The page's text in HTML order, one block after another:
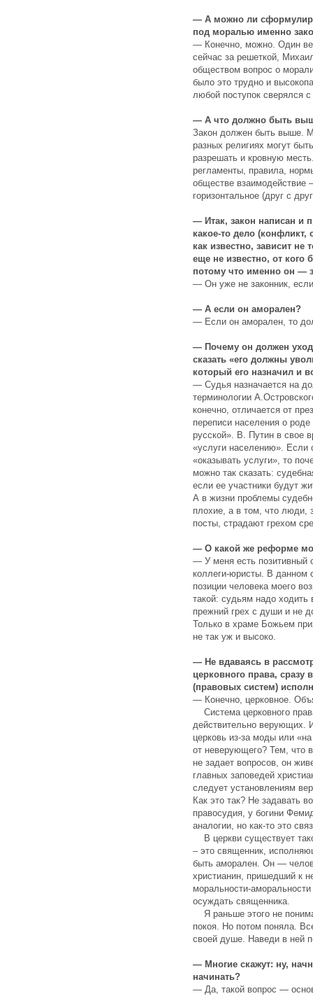
— А можно ли
под моралью именно
— Конечно, можно. Один
сейчас за решеткой,
обществом вопрос о
было это трудно и
любой поступок сверялся
— А что должно быть
Закон должен быть выше.
разных религиях могут
разрешать и кровную
регламенты, правила,
обществе взаимодействие
горизонтальное (друг с
— Итак, закон написан и
какое-то дело
как известно, зависит не
еще не известно, от кого
потому что именно он —
— Он уже не законник,
— А если он аморален?
— Если он аморален, то
— Почему он должен
сказать «его должны
который его назначил и
— Судья назначается на
терминологии
конечно, отличается от
переписи населения о
русской». В. Путин в свое
«услуги населению». Если
«оказывать услуги», то
можно так сказать:
если ее участники будут
А в жизни проблемы
плохие, а в том, что люди,
посты, страдают грехом
— О какой же реформе
— У меня есть позитивный
коллеги-юристы. В данном
позиции человека моего
такой: судьям надо
прежний грех с души и не
Только в храме Божьем
не так уж и высоко.
— Не вдаваясь в
церковного права, сразу
(правовых систем)
— Конечно, церковное.
Система церковного
действительно верующих.
церковь из-за моды или
от неверующего? Тем, что
не задает вопросов, он
главных заповедей
следует установлениям
Как это так? Не задавать
правосудия, у богини
аналогии, но как-то это
В церкви существует
– это священник,
быть аморален. Он —
христианин, пришедший к
моральности-
осуждать священника.
Я раньше этого не
покоя. Но потом поняла.
своей душе. Наведи в ней
— Многие скажут: ну,
начинать?
— Да, такой вопрос —